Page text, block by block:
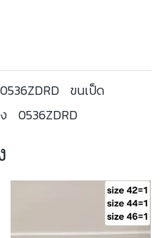
ขนเป็ด
0536ZDRD